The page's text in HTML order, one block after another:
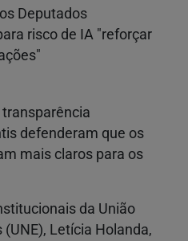
Deputados
risco de IA "reforçar
defenderam que os
mais claros para os
da União
Letícia Holanda,